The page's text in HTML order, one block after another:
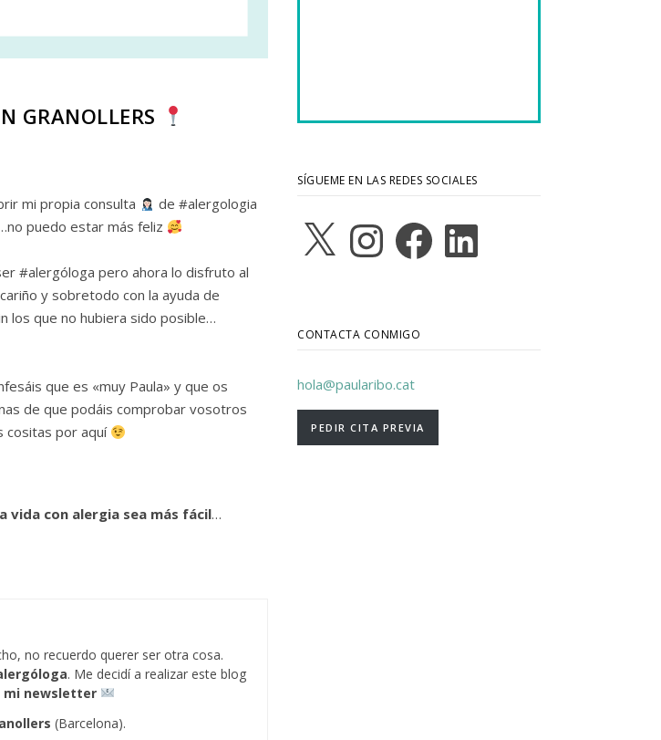
GRANOLLERS
mi propia consulta
de #alergologia
puedo estar más feliz
#alergóloga pero ahora lo disfruto al
y sobretodo con la ayuda de
los que no hubiera sido posible…
que es «muy Paula» y que os
de que podáis comprobar vosotros
cositas por aquí
vida con alergia sea más fácil…
no recuerdo querer ser otra cosa.
. Me decidí a realizar este blog
mi newsletter
(Barcelona).
SÍGUEME EN LAS REDES SOCIALES
X InstagramFacebookLinkedIn
CONTACTA CONMIGO
hola@paularibo.cat
PEDIR CITA PREVIA